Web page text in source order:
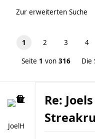
Zur erweiterten Suche
1 2 3 4
Seite 1 von 316 Die
JoelH
Re: